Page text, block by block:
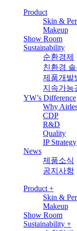
Product
Skin &
Makeup
Show Room
Sustainability
순환경제
친환경 솔
제품개발
지속가능
YW’s Difference
Why
CDP
R&D
Quality
IP Strategy
News
제품소식
공지사항
Product +
Skin &
Makeup
Show Room
Sustainability +